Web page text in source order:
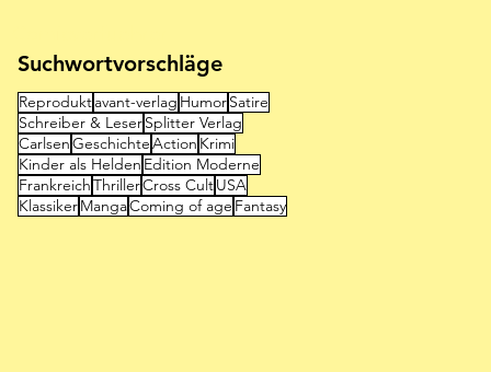
Suchwortvorschläge
Reproduktavant-verlag HumorSatire
Schreiber & LeserSplitter Verlag
CarlsenGeschichteAction Krimi
Kinder als Helden Edition Moderne
FrankreichThrillerCross CultUSA
KlassikerMangaComing of age Fantasy